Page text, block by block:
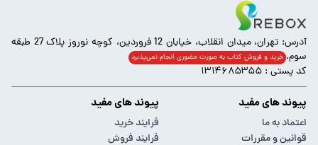
آدرس: تهران، میدان انقلاب، خیابان 12 فروردین، کوچه نوروز پلاک 27 طبقه
سوم. خرید و فروش کتاب به صورت حضوری انجام‌ نمی‌پذیرد
کد پستی : ۱۳۱۴۶۸۵۳۵۵
پیوند های مفید
اعتماد به ما
قوانین و مقررات
پیوند های مفید
فرایند خرید
فرایند فروش